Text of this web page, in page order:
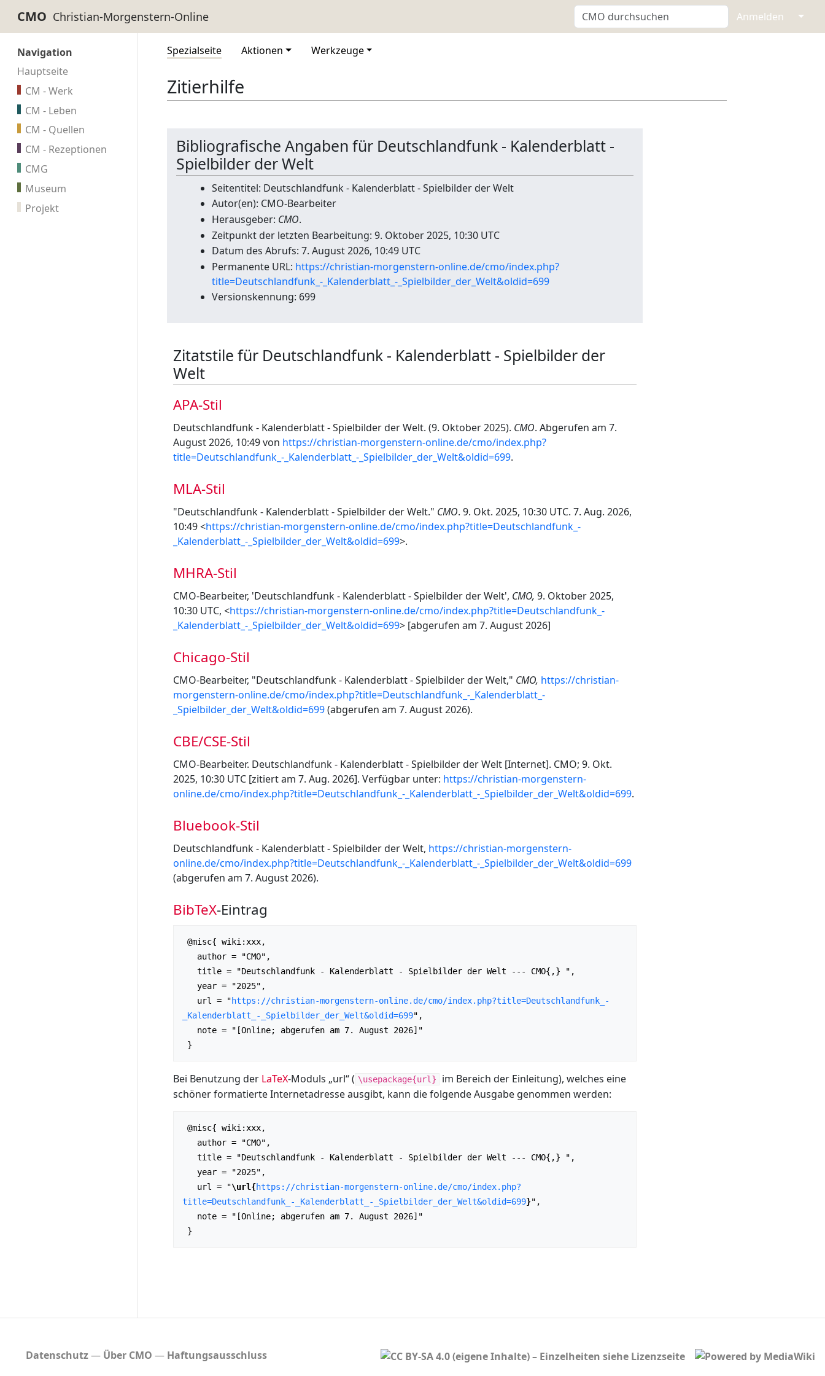
CMO Anmelden ↓
Navigation
Hauptseite
CM - Werk
CM - Leben
CM - Quellen
CM - Rezeptionen
CMG
Museum
Projekt
Spezialseite Aktionen Werkzeuge
Zitierhilfe
Bibliografische Angaben für Deutschlandfunk - Kalenderblatt -
Spielbilder der Welt
Seitentitel: Deutschlandfunk - Kalenderblatt - Spielbilder der Welt
Autor(en): CMO-Bearbeiter
Herausgeber: CMO.
Zeitpunkt der letzten Bearbeitung: 9. Oktober 2025, 10:30 UTC
Datum des Abrufs: 7. August 2026, 10:49 UTC
Permanente URL: https://christian-morgenstern-online.de/cmo/index.php?
title=Deutschlandfunk_-_Kalenderblatt_-_Spielbilder_der_Welt&oldid=699
Versionskennung: 699
Zitatstile für Deutschlandfunk - Kalenderblatt - Spielbilder der
Welt
APA-Stil
Deutschlandfunk - Kalenderblatt - Spielbilder der Welt. (9. Oktober 2025). CMO. Abgerufen am 7.
August 2026, 10:49 von https://christian-morgenstern-online.de/cmo/index.php?
title=Deutschlandfunk_-_Kalenderblatt_-_Spielbilder_der_Welt&oldid=699.
MLA-Stil
"Deutschlandfunk - Kalenderblatt - Spielbilder der Welt." CMO. 9. Okt. 2025, 10:30 UTC. 7. Aug. 2026,
10:49 <https://christian-morgenstern-online.de/cmo/index.php?title=Deutschlandfunk_-
_Kalenderblatt_-_Spielbilder_der_Welt&oldid=699>.
MHRA-Stil
CMO-Bearbeiter, 'Deutschlandfunk - Kalenderblatt - Spielbilder der Welt', CMO, 9. Oktober 2025,
10:30 UTC, <https://christian-morgenstern-online.de/cmo/index.php?title=Deutschlandfunk_-
_Kalenderblatt_-_Spielbilder_der_Welt&oldid=699> [abgerufen am 7. August 2026]
Chicago-Stil
CMO-Bearbeiter, "Deutschlandfunk - Kalenderblatt - Spielbilder der Welt," CMO, https://christian-
morgenstern-online.de/cmo/index.php?title=Deutschlandfunk_-_Kalenderblatt_-
_Spielbilder_der_Welt&oldid=699(abgerufen am 7. August 2026).
CBE/CSE-Stil
CMO-Bearbeiter. Deutschlandfunk - Kalenderblatt - Spielbilder der Welt [Internet]. CMO; 9. Okt.
2025, 10:30 UTC [zitiert am 7. Aug. 2026]. Verfügbar unter: https://christian-morgenstern-
online.de/cmo/index.php?title=Deutschlandfunk_-_Kalenderblatt_-_Spielbilder_der_Welt&oldid=699.
Bluebook-Stil
Deutschlandfunk - Kalenderblatt - Spielbilder der Welt, https://christian-morgenstern-
online.de/cmo/index.php?title=Deutschlandfunk_-_Kalenderblatt_-_Spielbilder_der_Welt&oldid=699
(abgerufen am 7. August 2026).
BibTeX-Eintrag
   url = "
https://christian-morgenstern-online.de/cmo/index.php?title=Deutschlandfunk_-
_Kalenderblatt_-_Spielbilder_der_Welt&oldid=699",
Bei Benutzung der LaTeX-Moduls „url“ ( \usepackage{url}
im Bereich der Einleitung), welches eine
schöner formatierte Internetadresse ausgibt, kann die folgende Ausgabe genommen werden:
   url = "
\url{https://christian-morgenstern-online.de/cmo/index.php?
title=Deutschlandfunk_-_Kalenderblatt_-_Spielbilder_der_Welt&oldid=699}",
Datenschutz Über CMO Haftungsausschluss